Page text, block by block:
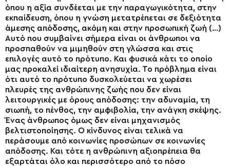
όπου η αξία συνδέεται με την παραγωγικότητα, στην
εκπαίδευση, όπου η γνώση μετατρέπεται σε δεξιότητα
άμεσης απόδοσης, ακόμη και στην προσωπική ζωή (…)
Αυτό που συμβαίνει σήμερα είναι οι άνθρωποι να
προσπαθούν να μιμηθούν στη γλώσσα και στις
επιλογές αυτό το πρότυπο. Και φυσικά κάτι το οποίο
μας προκαλεί ιδιαίτερη ανησυχία. Το πρόβλημα είναι
ότι αυτό το πρότυπο δυσκολεύεται να χωρέσει
πλευρές της ανθρώπινης ζωής που δεν είναι
λειτουργικές με όρους απόδοσης: την αδυναμία, τη
σιωπή, το πένθος, την αμφιβολία, την ανάγκη σκέψης.
Ένας άνθρωπος όμως δεν είναι μηχανισμός
βελτιστοποίησης. Ο κίνδυνος είναι τελικά να
περάσουμε από κοινωνίες προσώπων σε κοινωνίες
απόδοσης. Και τότε η ανθρώπινη αξιοπρέπεια θα
εξαρτάται όλο και περισσότερο από το πόσο